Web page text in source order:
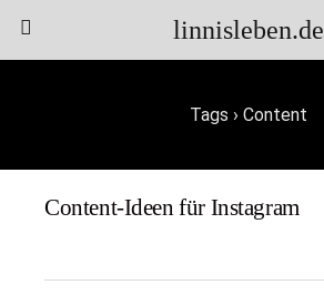
linnisleben.de
Tags › Content
Content-Ideen für Instagram